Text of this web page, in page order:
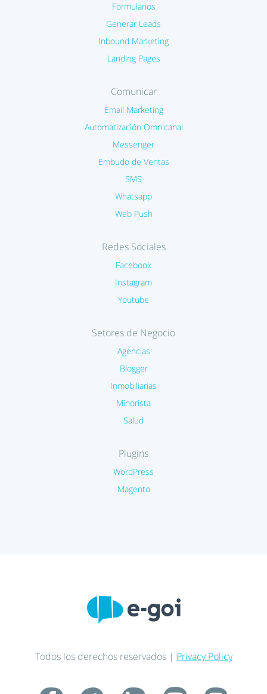
Formularios
Generar Leads
Inbound Marketing
Landing Pages
Comunicar
Email Marketing
Automatización Omnicanal
Messenger
Embudo de Ventas
SMS
Whatsapp
Web Push
Redes Sociales
Facebook
Instagram
Youtube
Setores de Negocio
Agencias
Blogger
Inmobiliarias
Minorista
Salud
Plugins
WordPress
Magento
Todos los derechos reservados | Privacy Policy